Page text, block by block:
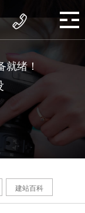
绪！
建站百科